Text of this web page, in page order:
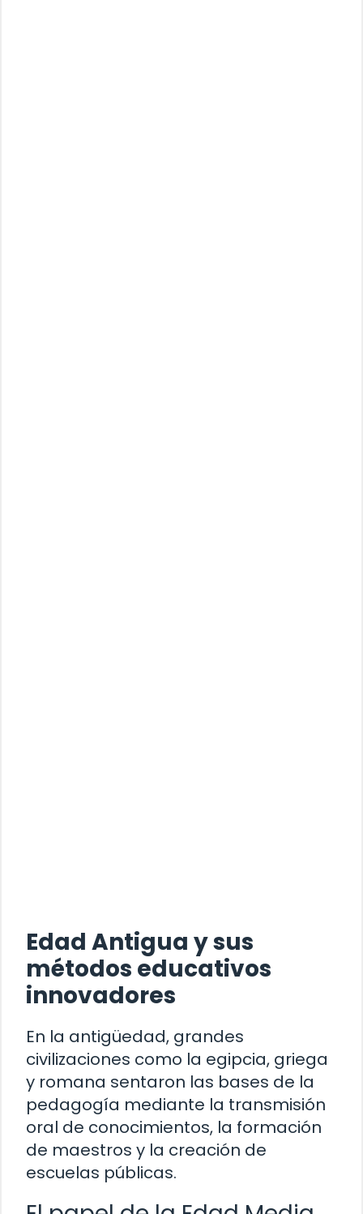
Edad Antigua y sus
métodos educativos
innovadores
En la antigüedad, grandes
civilizaciones como la egipcia, griega
y romana sentaron las bases de la
pedagogía mediante la transmisión
oral de conocimientos, la formación
de maestros y la creación de
escuelas públicas.